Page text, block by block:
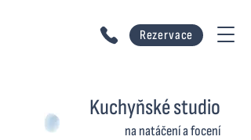
Rezervace
Kuchyňské studio
na natáčení a focení